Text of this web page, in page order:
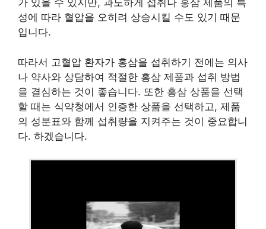
가 있을 수 있지만, 과도하게 섭취나 홍삼 제품의 특
성에 따라 혈압을 오히려 상승시킬 수도 있기 때문
입니다.
따라서 고혈압 환자가 홍삼을 섭취하기 전에는 의사
나 약사와 상담하여 적절한 홍삼 제품과 섭취 방법
을 결심하는 것이 좋습니다. 또한 홍삼 상품을 선택
할 때는 식약청에서 인증한 상품을 선택하고, 제품
의 성분표와 함께 섭취량을 지켜주는 것이 중요합니
다. 하겠습니다.